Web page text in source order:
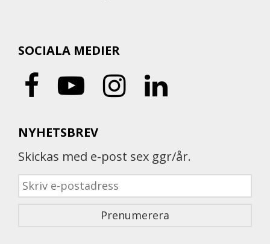
SOCIALA MEDIER
NYHETSBREV
Skickas med e-post sex ggr/år.